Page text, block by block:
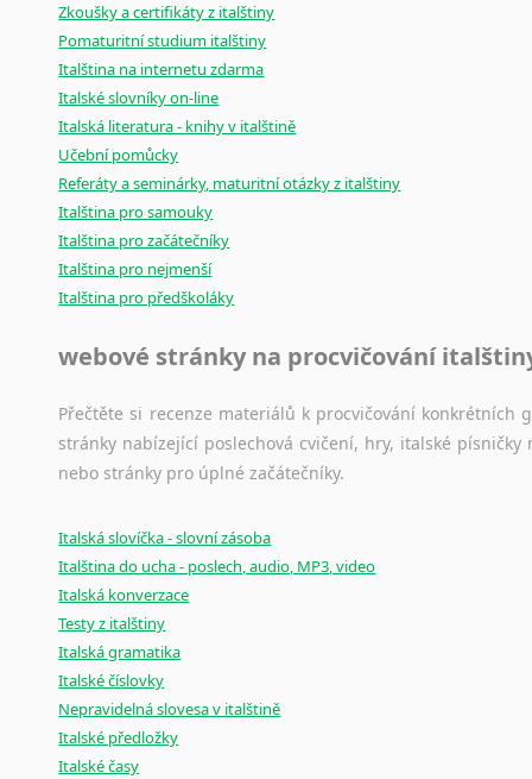
Zkoušky a certifikáty z italštiny
Pomaturitní studium italštiny
Italština na internetu zdarma
Italské slovníky on-line
Italská literatura - knihy v italštině
Učební pomůcky
Referáty a seminárky, maturitní otázky z italštiny
Italština pro samouky
Italština pro začátečníky
Italština pro nejmenší
Italština pro předškoláky
webové stránky na procvičování
Přečtěte si recenze materiálů k procvičování
stránky nabízející poslechová cvičení, hry, italské
nebo stránky pro úplné začátečníky.
Italská slovíčka - slovní zásoba
Italština do ucha - poslech, audio, MP3, video
Italská konverzace
Testy z italštiny
Italská gramatika
Italské číslovky
Nepravidelná slovesa v italštině
Italské předložky
Italské časy